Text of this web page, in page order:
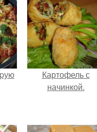
Картофель с
начинкой.